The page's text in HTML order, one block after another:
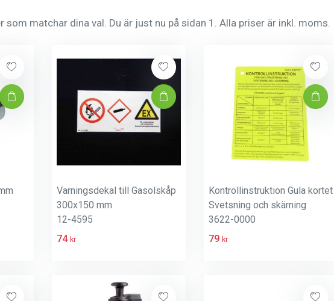
som matchar dina val. Du är just nu på sidan 1. Alla priser är inkl. moms.
Varningsdekal till Gasolskåp
300x150 mm
12-4595
74 kr
Kontrollinstruktion Gula kortet
Svetsning och skärning
3622-0000
79 kr